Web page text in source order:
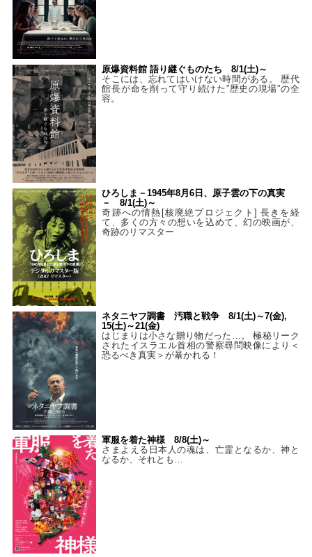
原爆資料館 語り継ぐものたち 8/1(土)～
そこには、忘れてはいけない時間がある。 歴代
館長が命を削って守り続けた”歴史の現場”の全
容。
ひろしま－1945年8月6日、原子雲の下の真実
－ 8/1(土)～
奇跡への情熱[核廃絶プロジェクト] 長きを経
て、多くの方々の想いを込めて、幻の映画が、
奇跡のリマスター
ネタニヤフ調書 汚職と戦争 8/1(土)～7(金),
15(土)～21(金)
はじまりは小さな贈り物だった…。 極秘リーク
されたイスラエル首相の警察尋問映像により＜
恐るべき真実＞が暴かれる！
軍服を着た神様 8/8(土)～
さまよえる日本人の魂は、亡霊となるか、神と
なるか、それとも…